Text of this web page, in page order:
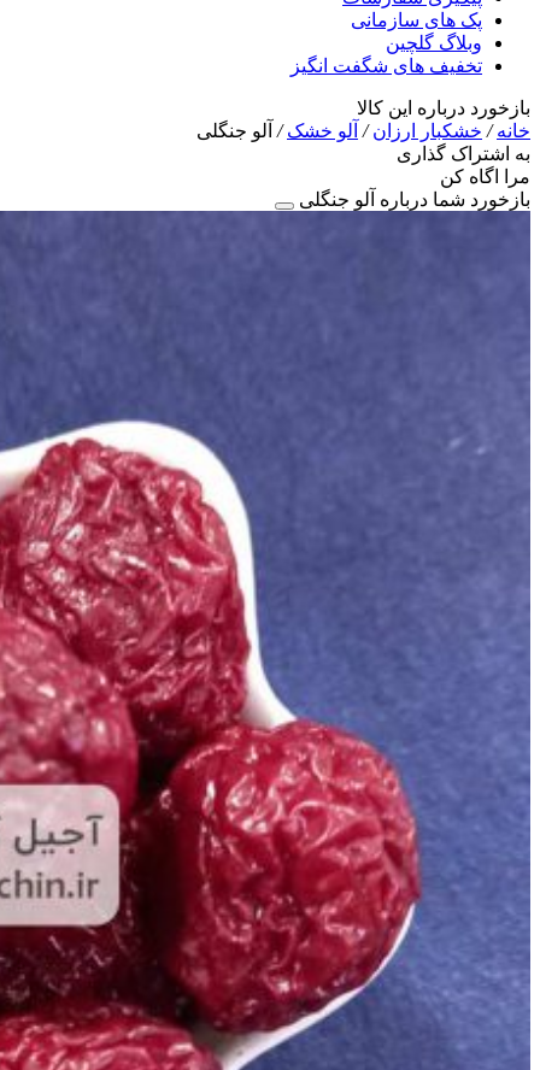
پک های سازمانی
وبلاگ گلچین
تخفیف های شگفت انگیز
بازخورد درباره این کالا
خانه/ خشکبار ارزان/ آلو خشک/ آلو جنگلی
به اشتراک گذاری
مرا اگاه کن
بازخورد شما درباره آلو جنگلی